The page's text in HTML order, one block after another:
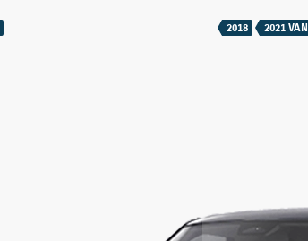
2018 2021 VAN